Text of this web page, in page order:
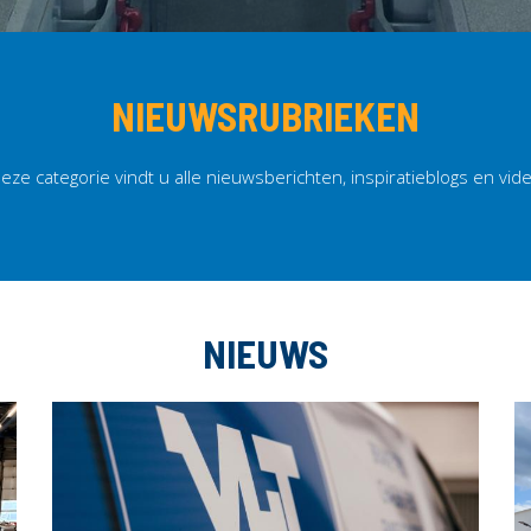
NIEUWSRUBRIEKEN
categorie vindt u alle nieuwsberichten, inspiratieblogs en
NIEUWS